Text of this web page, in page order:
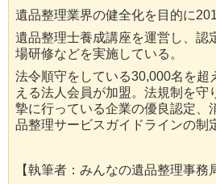
遺品整理業界の健全化を目的に
遺品整理士養成講座を運営し、認
場研修などを実施している。
法令順守をしている30,000名を超
える法人会員が加盟。法規制を守
摯に行っている企業の優良認定、
品整理サービスガイドラインの制
【執筆者：みんなの遺品整理事務